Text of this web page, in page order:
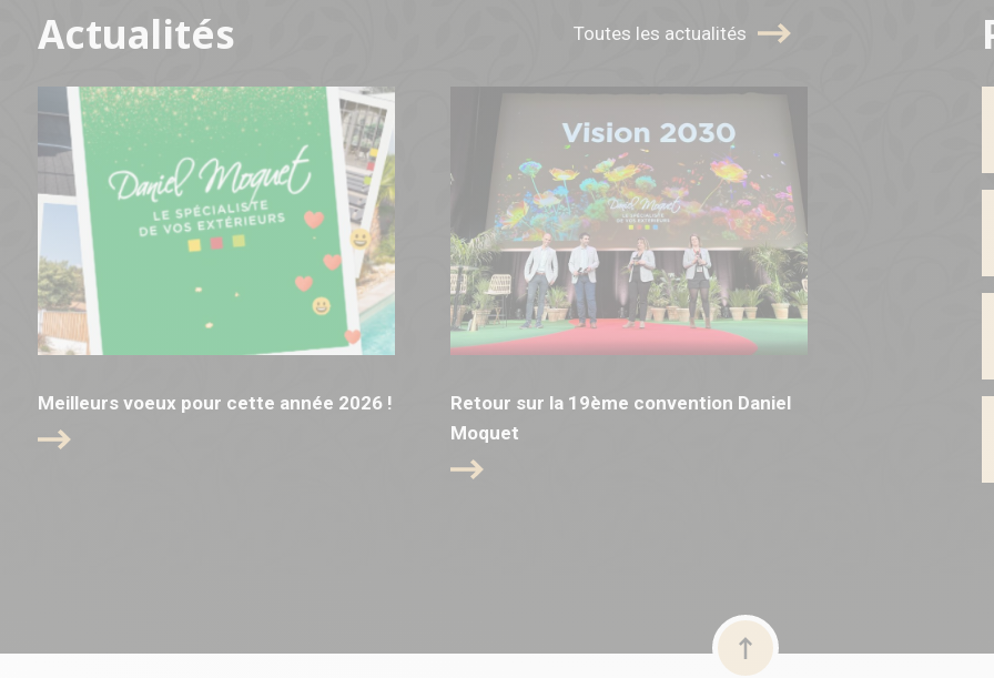
Actualités Toutes les actualités
Meilleurs voeux pour cette année 2026 !
Retour sur la 19ème convention Daniel
Moquet